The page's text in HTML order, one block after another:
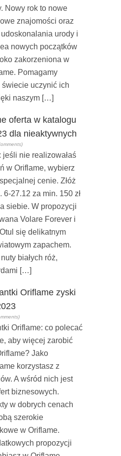
Nowy rok to nowe
znajomości oraz
urody i
nowych początków
zakorzeniona w
Pomagamy
świecie uczynić ich
naszym […]
oferta w katalogu
dla nieaktywnych
jeśli nie realizowałaś
w Oriflame, wybierz
cenie. Złóż
27.12 za min. 150 zł
siebie. W propozycji
Volare Forever i
się delikatnym
zapachem.
białych róż,
[…]
Oriflame zyski
Oriflame: co polecać
aby więcej zarobić
Jako
korzystasz z
A wśród nich jest
biznesowych.
w dobrych cenach
szerokie
w Oriflame.
propozycji